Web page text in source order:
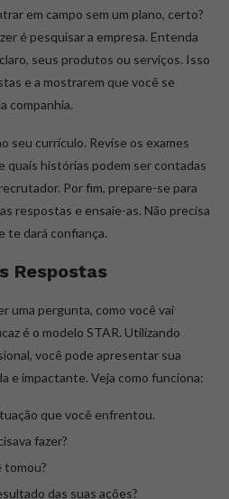
em campo sem um plano, certo?
é pesquisar a empresa. Entenda
seus produtos ou serviços. Isso
e a mostrarem que você se
companhia.
seu currículo. Revise os exames
quais histórias podem ser contadas
Por fim, prepare-se para
respostas e ensaie-as. Não precisa
te dará confiança.
Respostas
uma pergunta, como você vai
é o modelo STAR. Utilizando
você pode apresentar sua
e impactante. Veja como funciona:
que você enfrentou.
fazer?
tomou?
das suas ações?